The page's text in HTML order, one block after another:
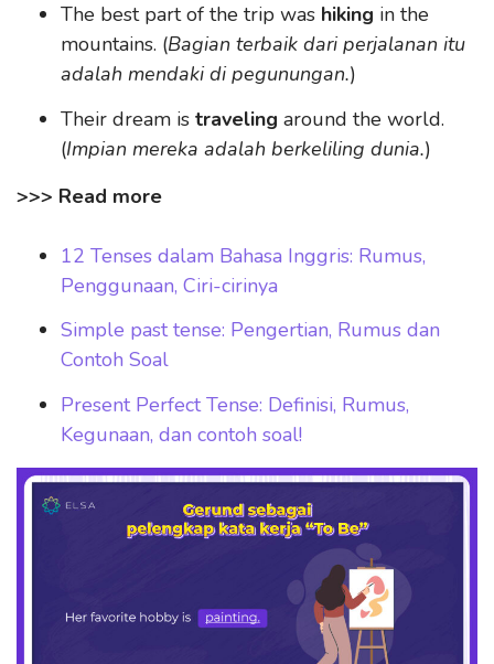
The best part of the trip was hiking in the
mountains. (Bagian terbaik dari perjalanan itu
adalah mendaki di pegunungan.)
Their dream is traveling around the world.
(Impian mereka adalah berkeliling dunia.)
>>> Read more
12 Tenses dalam Bahasa Inggris: Rumus,
Penggunaan, Ciri-cirinya
Simple past tense: Pengertian, Rumus dan
Contoh Soal
Present Perfect Tense: Definisi, Rumus,
Kegunaan, dan contoh soal!